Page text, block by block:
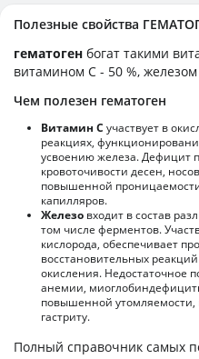
Полезные свойства
гематоген богат такими
витамином C - 50 %, железом
Чем полезен гематоген
Витамин С участвует в
реакциях,
усвоению железа. Дефицит
кровоточивости десен,
повышенной
капилляров.
Железо входит в состав
том числе ферментов.
кислорода, обеспечивает
восстановительных
окисления. Недостаточное
анемии,
повышенной утомляемости,
гастриту.
Полный справочник самых